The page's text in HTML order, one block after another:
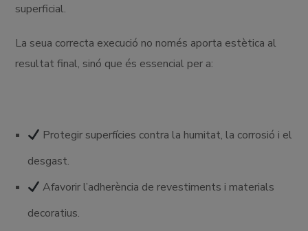
superficial.
La seua correcta execució no només aporta estètica al
resultat final, sinó que és essencial per a:
Protegir superfícies contra la humitat, la corrosió i el
desgast.
Afavorir l’adherència de revestiments i materials
decoratius.